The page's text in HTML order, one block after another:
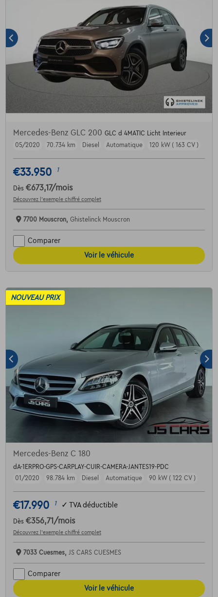
Mercedes-Benz GLC 200 GLC d 4MATIC Licht Interieur
05/2020
70.734 km Diesel Automatique 120 kW ( 163 CV )
€33.950 1
Dès €673,17/mois
Découvrez l’exemple chiffré complet
7700 Mouscron, Ghistelinck Mouscron
Comparer
Voir le véhicule
NOUVEAU PRIX
Mercedes-Benz C 180
dA-1ERPRO-GPS-CARPLAY-CUIR-CAMERA-JANTES19-PDC
01/2020
98.784 km Diesel Automatique 90 kW ( 122 CV )
€17.990 1 ✓ TVA déductible
Dès €356,71 /mois
Découvrez l’exemple chiffré complet
7033 Cuesmes, JS CARS CUESMES
Comparer
Voir le véhicule